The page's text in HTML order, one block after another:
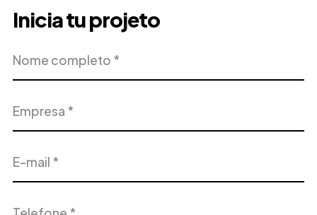
Inicia tu projeto
completo
mail